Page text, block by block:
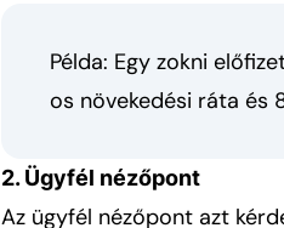
Példa: Egy zokni
os növekedési ráta és
2. Ügyfél nézőpont
Az ügyfél nézőpont azt